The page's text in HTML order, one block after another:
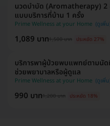
นวดบำบัด (Aromatherapy) 2
แบบบริการที่บ้าน 1 ครั้ง
Prime Wellness at your Home
1,089 บาท1,500 บาท ประหยัด 27%
บริการพาผู้ป่วยพบแพทย์ตามนัด
ช่วยพยาบาลหรือผู้ดูแล
Prime Wellness at your Home
990 บาท1,200 บาท ประหยัด 18%